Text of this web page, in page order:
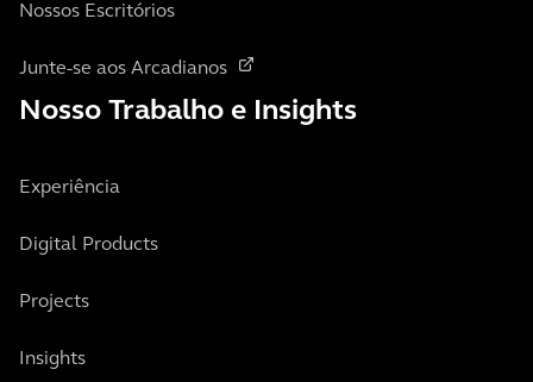
Nossos Escritórios
Junte-se aos Arcadianos
Nosso Trabalho e Insights
Experiência
Digital Products
Projects
Insights